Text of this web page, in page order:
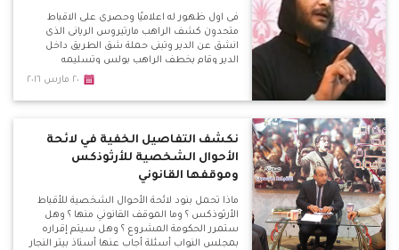
فى اول ظهور له اعلاميًا وحصرى على الاقباط
متحدون كشف الراهب مارتيروس الريانى الذى
انشق عن الدير وتبنى حملة شق الطريق داخل
الدير وقام بخطف الراهب بولس وتسليمه
للشرطة ، اسباب تغير موقفه بعد ان كان رافض
بولس امين الدير للشرطة وتحرير محاضر ضد
٢٠ مارس ٢٠١٦
نكشف التفاصيل الخفية في لائحة
الأحوال الشخصية للأرثوذكس
وموقفها القانوني
ماذا تحمل بنود لائحة الأحوال الشخصية للأقباط
الأرثوذكس ؟ وما الموقف القانوني منها ؟ وهل
ستمرر الحكومة المشروع ؟ وهل سيتم إقراره
بمجلس النواب أسئلة أجاب عنها أستاذ بيتر النجار